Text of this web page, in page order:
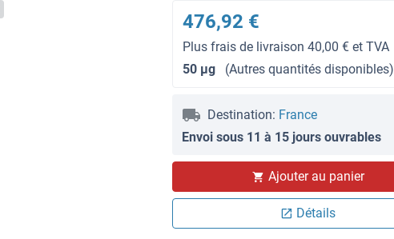
476,92 €
Plus frais de livraison 40,00 € et TVA
50 μg
(Autres quantités disponibles)
Destination: France
Envoi sous 11 à 15 jours ouvrables
Ajouter au panier
Détails